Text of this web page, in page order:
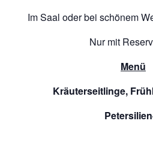
Im Saal oder bei schönem
Nur mit
Menü
Kräuterseitlinge,